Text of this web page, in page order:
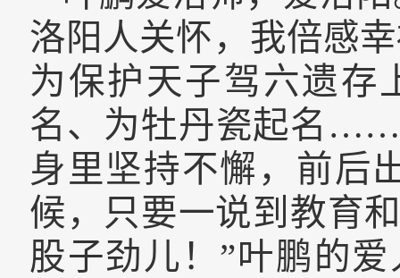
洛阳人关怀，我倍感
为保护天子驾六遗存
名、为牡丹瓷起名……
身里坚持不懈，前后
候，只要一说到教育
股子劲儿！”叶鹏的